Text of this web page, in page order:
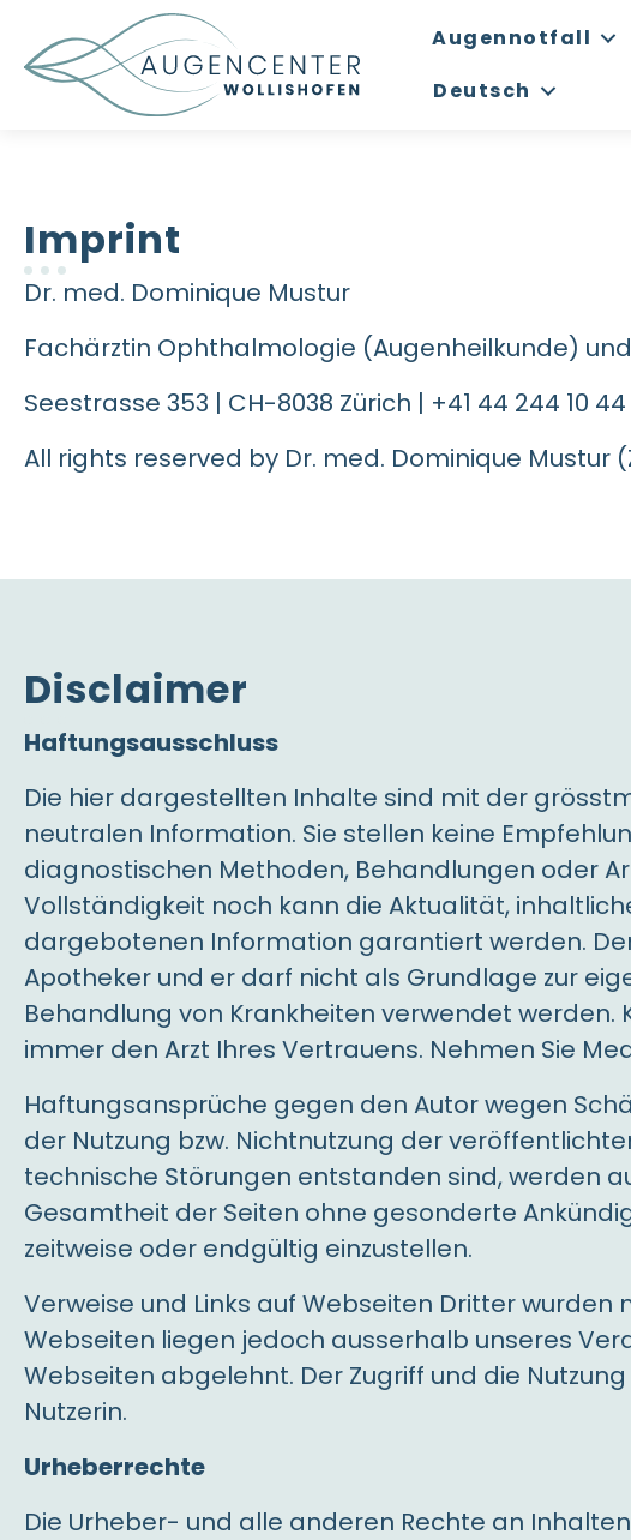
Augennotfall
Deutsch
Imprint
Dr. med. Dominique Mustur
Fachärztin Ophthalmologie (Augenheilkunde)
Seestrasse 353 | CH-8038 Zürich | +41 44 244 10 44
All rights reserved by Dr. med. Dominique Mustur
Disclaimer
Haftungsausschluss
Die hier dargestellten Inhalte sind mit der
neutralen Information. Sie stellen keine
diagnostischen Methoden, Behandlungen oder
Vollständigkeit noch kann die Aktualität,
dargebotenen Information garantiert werden.
Apotheker und er darf nicht als Grundlage zur
Behandlung von Krankheiten verwendet
immer den Arzt Ihres Vertrauens. Nehmen Sie
Haftungsansprüche gegen den Autor wegen
der Nutzung bzw. Nichtnutzung der
technische Störungen entstanden sind, werden
Gesamtheit der Seiten ohne gesonderte
zeitweise oder endgültig einzustellen.
Verweise und Links auf Webseiten Dritter
Webseiten liegen jedoch ausserhalb unseres
Webseiten abgelehnt. Der Zugriff und die
Nutzerin.
Urheberrechte
Die Urheber- und alle anderen Rechte an